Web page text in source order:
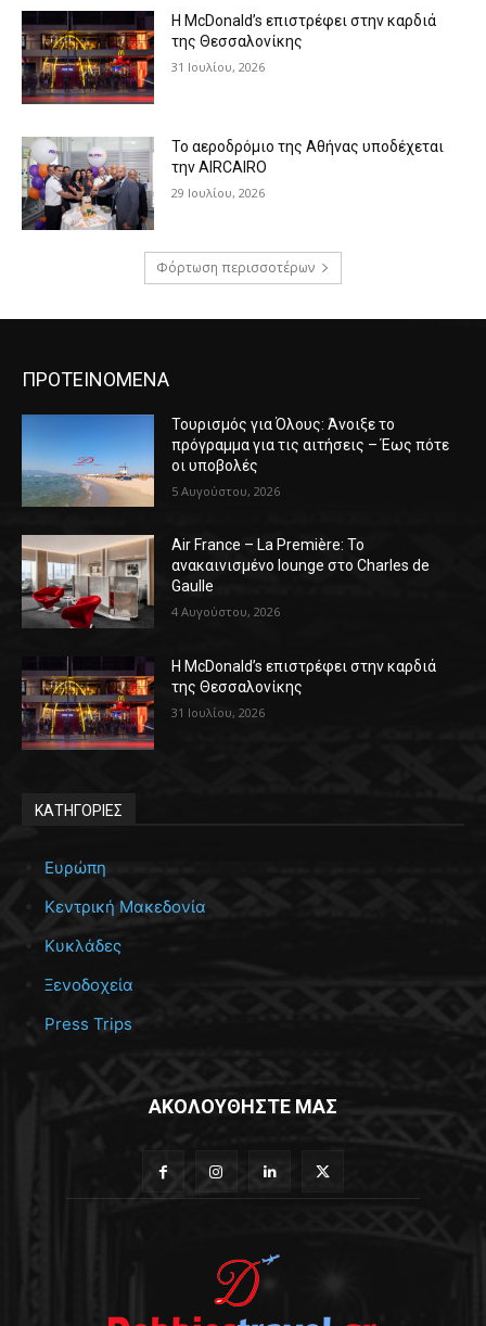
Η McDonald’s επιστρέφει στην καρδιά
της Θεσσαλονίκης
31 Ιουλίου, 2026
Το αεροδρόμιο της Αθήνας υποδέχεται
την AIRCAIRO
29 Ιουλίου, 2026
Φόρτωση περισσοτέρων
ΠΡΟΤΕΙΝΟΜΕΝΑ
Τουρισμός για Όλους: Άνοιξε το
πρόγραμμα για τις αιτήσεις – Έως πότε
οι υποβολές
5 Αυγούστου, 2026
Air France – La Première: Το
ανακαινισμένο lounge στο Charles de
Gaulle
4 Αυγούστου, 2026
Η McDonald’s επιστρέφει στην καρδιά
της Θεσσαλονίκης
31 Ιουλίου, 2026
ΚΑΤΗΓΟΡΙΕΣ
Ευρώπη
Κεντρική Μακεδονία
Κυκλάδες
Ξενοδοχεία
Press Trips
ΑΚΟΛΟΥΘΗΣΤΕ ΜΑΣ